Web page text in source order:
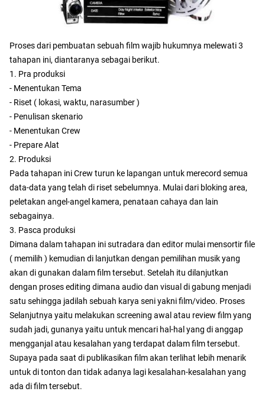
Proses dari pembuatan sebuah film wajib hukumnya melewati 3
tahapan ini, diantaranya sebagai berikut.
1. Pra produksi
- Menentukan Tema
- Riset ( lokasi, waktu, narasumber )
- Penulisan skenario
- Menentukan Crew
- Prepare Alat
2. Produksi
Pada tahapan ini Crew turun ke lapangan untuk merecord semua
data-data yang telah di riset sebelumnya. Mulai dari bloking area,
peletakan angel-angel kamera, penataan cahaya dan lain
sebagainya.
3. Pasca produksi
Dimana dalam tahapan ini sutradara dan editor mulai mensortir file
( memilih ) kemudian di lanjutkan dengan pemilihan musik yang
akan di gunakan dalam film tersebut. Setelah itu dilanjutkan
dengan proses editing dimana audio dan visual di gabung menjadi
satu sehingga jadilah sebuah karya seni yakni film/video. Proses
Selanjutnya yaitu melakukan screening awal atau review film yang
sudah jadi, gunanya yaitu untuk mencari hal-hal yang di anggap
mengganjal atau kesalahan yang terdapat dalam film tersebut.
Supaya pada saat di publikasikan film akan terlihat lebih menarik
untuk di tonton dan tidak adanya lagi kesalahan-kesalahan yang
ada di film tersebut.